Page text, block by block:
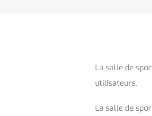
La salle de
utilisateurs.
La salle de